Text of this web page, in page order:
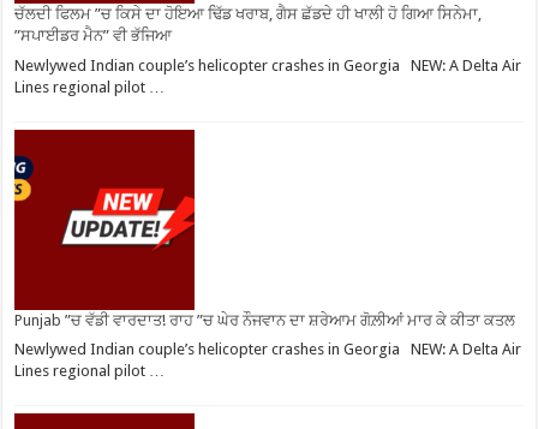
ਚੱਲਦੀ ਫਿਲਮ ”ਚ ਕਿਸੇ ਦਾ ਹੋਇਆ ਢਿੱਡ ਖਰਾਬ, ਗੈਸ ਛੱਡਦੇ ਹੀ ਖਾਲੀ ਹੋ ਗਿਆ ਸਿਨੇਮਾ,
”ਸਪਾਈਡਰ ਮੈਨ” ਵੀ ਭੱਜਿਆ
Newlywed Indian couple’s helicopter crashes in Georgia NEW: A Delta Air
Lines regional pilot …
Punjab ”ਚ ਵੱਡੀ ਵਾਰਦਾਤ! ਰਾਹ ”ਚ ਘੇਰ ਨੌਜਵਾਨ ਦਾ ਸ਼ਰੇਆਮ ਗੋਲ਼ੀਆਂ ਮਾਰ ਕੇ ਕੀਤਾ ਕਤਲ
Newlywed Indian couple’s helicopter crashes in Georgia NEW: A Delta Air
Lines regional pilot …